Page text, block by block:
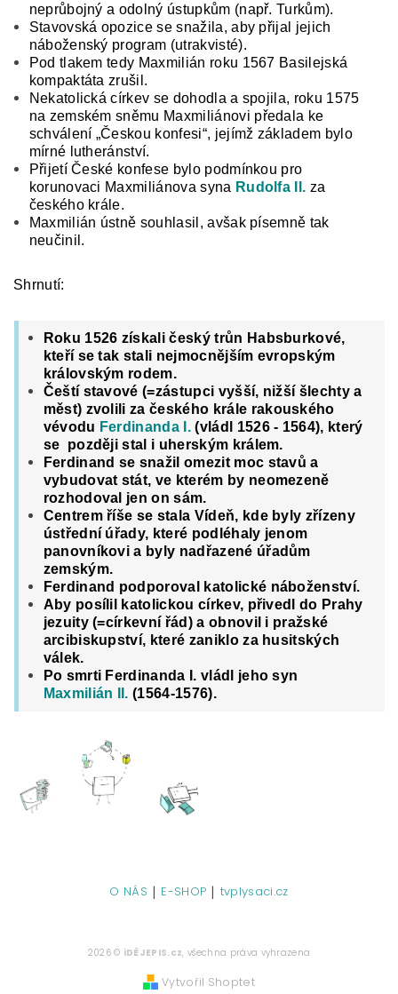
neprůbojný a odolný ústupkům (např. Turkům).
Stavovská opozice se snažila, aby přijal jejich
náboženský program (utrakvisté).
Pod tlakem tedy Maxmilián roku 1567 Basilejská
kompaktáta zrušil.
Nekatolická církev se dohodla a spojila, roku 1575
na zemském sněmu Maxmiliánovi předala ke
schválení „Českou konfesi“, jejímž základem bylo
mírné lutheránství.
Přijetí České konfese bylo podmínkou pro
korunovaci Maxmiliánova syna Rudolfa II. za
českého krále.
Maxmilián ústně souhlasil, avšak písemně tak
neučinil.
Shrnutí:
Roku 1526 získali český trůn Habsburkové,
kteří se tak stali nejmocnějším evropským
královským rodem.
Čeští stavové(=zástupci vyšší, nižší šlechty a
měst) zvolili začeského krá­ le rakouského
vévodu Ferdinanda I. (vládl 1526 - 1564), který
se později stal i uher­ským králem.
Ferdinand se snažil omezit moc stavů a
vybudovat stát, ve kterém by neomezeně
rozhodoval jen on sám.
Centrem říše se stala Vídeň, kde byly zřízeny
ústřední úřady, které podléhaly jenom
panovníkovi a byly nadřazené úřadům
zemským.
Ferdinand podporoval katolické náboženství.
Aby posílil katolickou církev, přivedl do Prahy
jezuity (=církevní řád) a obnovil i pražské
arcibiskupství, které zaniklo za husitských
válek.
Po smrti Ferdinanda I. vládl jeho syn
Maxmilián II. (1564-1576).
O NÁS | E-SHOP | tvplysaci.cz
2026 © iDĚJEPIS.cz, všechna práva vyhrazena
Vytvořil Shoptet